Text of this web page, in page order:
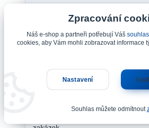
Mějte servis svého kola nebo
Přehled průběhu opravy a
Zpracování
Náš e-shop a partneři potřebují Váš souhlas
cookies, aby Vám mohli zobrazovat informace
Nastavení
Souhlas můžete odmítnout